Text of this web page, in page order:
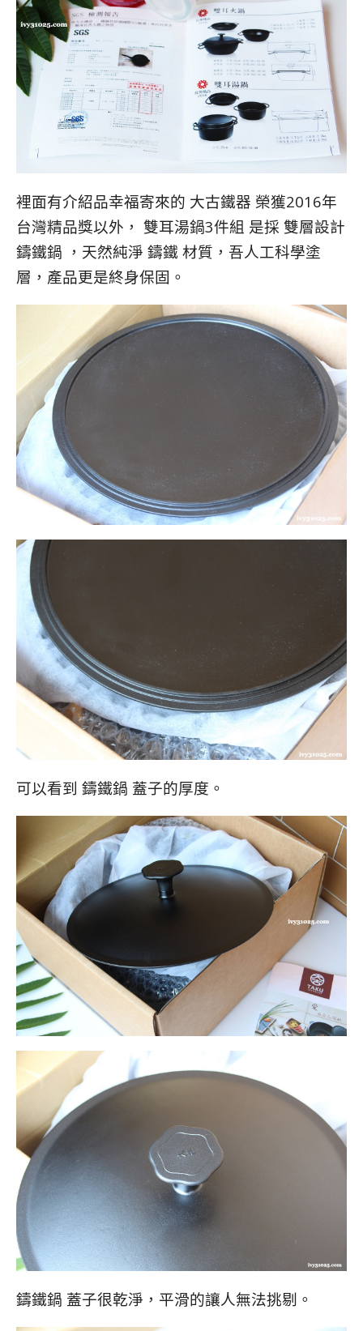
裡面有介紹品幸福寄來的 大古鐵器 榮獲2016年
台灣精品獎以外， 雙耳湯鍋3件組 是採 雙層設計
鑄鐵鍋 ，天然純淨 鑄鐵 材質，吾人工科學塗
層，產品更是終身保固。
可以看到 鑄鐵鍋 蓋子的厚度。
鑄鐵鍋 蓋子很乾淨，平滑的讓人無法挑剔。